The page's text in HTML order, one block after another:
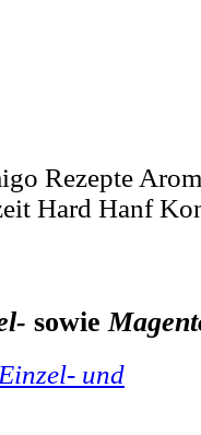
Rezepte
Hard Hanf
sowie
Einzel- und